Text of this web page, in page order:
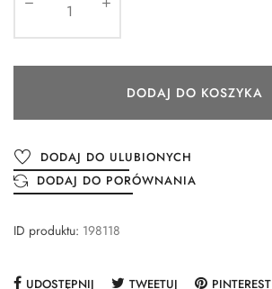
DODAJ DO KOSZYKA
DODAJ DO ULUBIONYCH
DODAJ DO PORÓWNANIA
ID produktu: 198118
UDOSTĘPNIJ TWEETUJ PINTEREST